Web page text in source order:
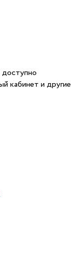
доступно
кабинет и другие